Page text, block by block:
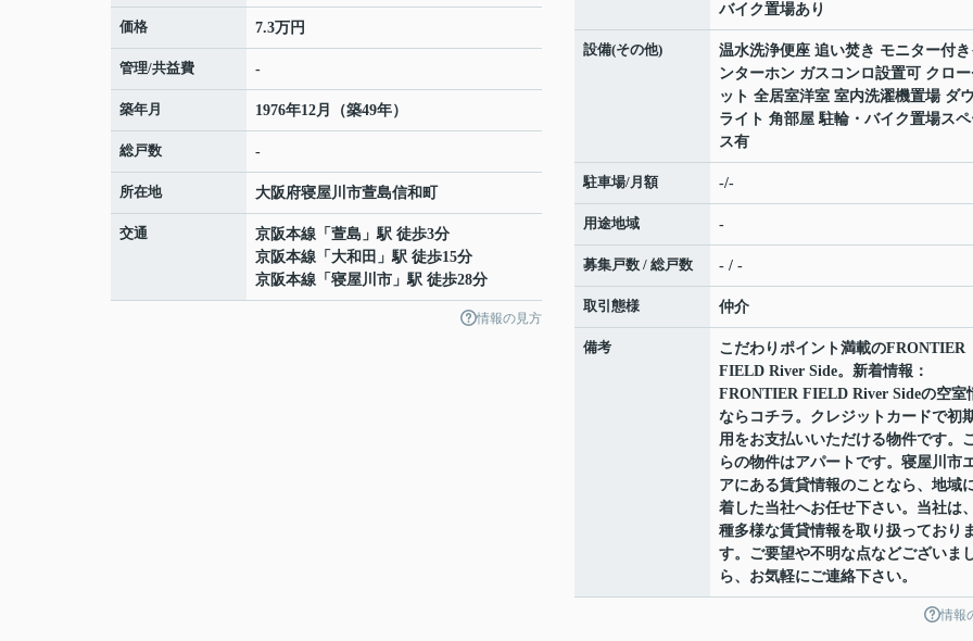
価格 7.3万円
管理/共益費 -
築年月 1976年12月（築49年）
総戸数 -
所在地 大阪府寝屋川市萱島信和町
交通 京阪本線 「 萱島 」駅 徒歩3分
京阪本線 「 大和田 」駅 徒歩15分
京阪本線 「 寝屋川市 」駅 徒歩28分
情報の見方
バイク置場あり
設備(その他)
温水洗浄便座 追い焚き モニター付
ンターホン ガスコンロ設置可 クロ
ット 全居室洋室 室内洗濯機置場 ダ
ライト 角部屋 駐輪・バイク置場ス
ス有
駐車場/月額 -/-
用途地域 -
募集戸数 / 総戸数 - / -
取引態様 仲介
備考
こだわりポイント満載のFRONTIER
FIELD River Side。新着情報：
FRONTIER FIELD River Sideの空室
ならコチラ。クレジットカードで初
用をお支払いいただける物件です。
らの物件はアパートです。寝屋川市
アにある賃貸情報のことなら、地域
着した当社へお任せ下さい。当社は
種多様な賃貸情報を取り扱っており
す。ご要望や不明な点などございま
ら、お気軽にご連絡下さい。
情報